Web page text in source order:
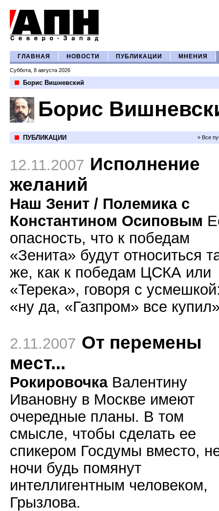
ГЛАВНАЯ НОВОСТИ ПУБЛИКАЦИИ МНЕНИЯ
Суббота, 8 августа 2026
Борис Вишневский
Борис
ПУБЛИКАЦИИ » Все
12.11.2007 Исполнение
желаний
Наш Зенит / Полемика с
Константином Осиповым
опасность, что к победам
«Зенита» будут относиться
же, как к победам ЦСКА или
«Терека», говоря с
«ну да, «Газпром» все
2.11.2007 От перемены
мест...
Рокировочка Валентину
Ивановну в Москве имеют
очередные планы. В том
смысле, чтобы сделать ее
спикером Госдумы вместо,
ночи будь помянут
интеллигентным человеком,
Грызлова.